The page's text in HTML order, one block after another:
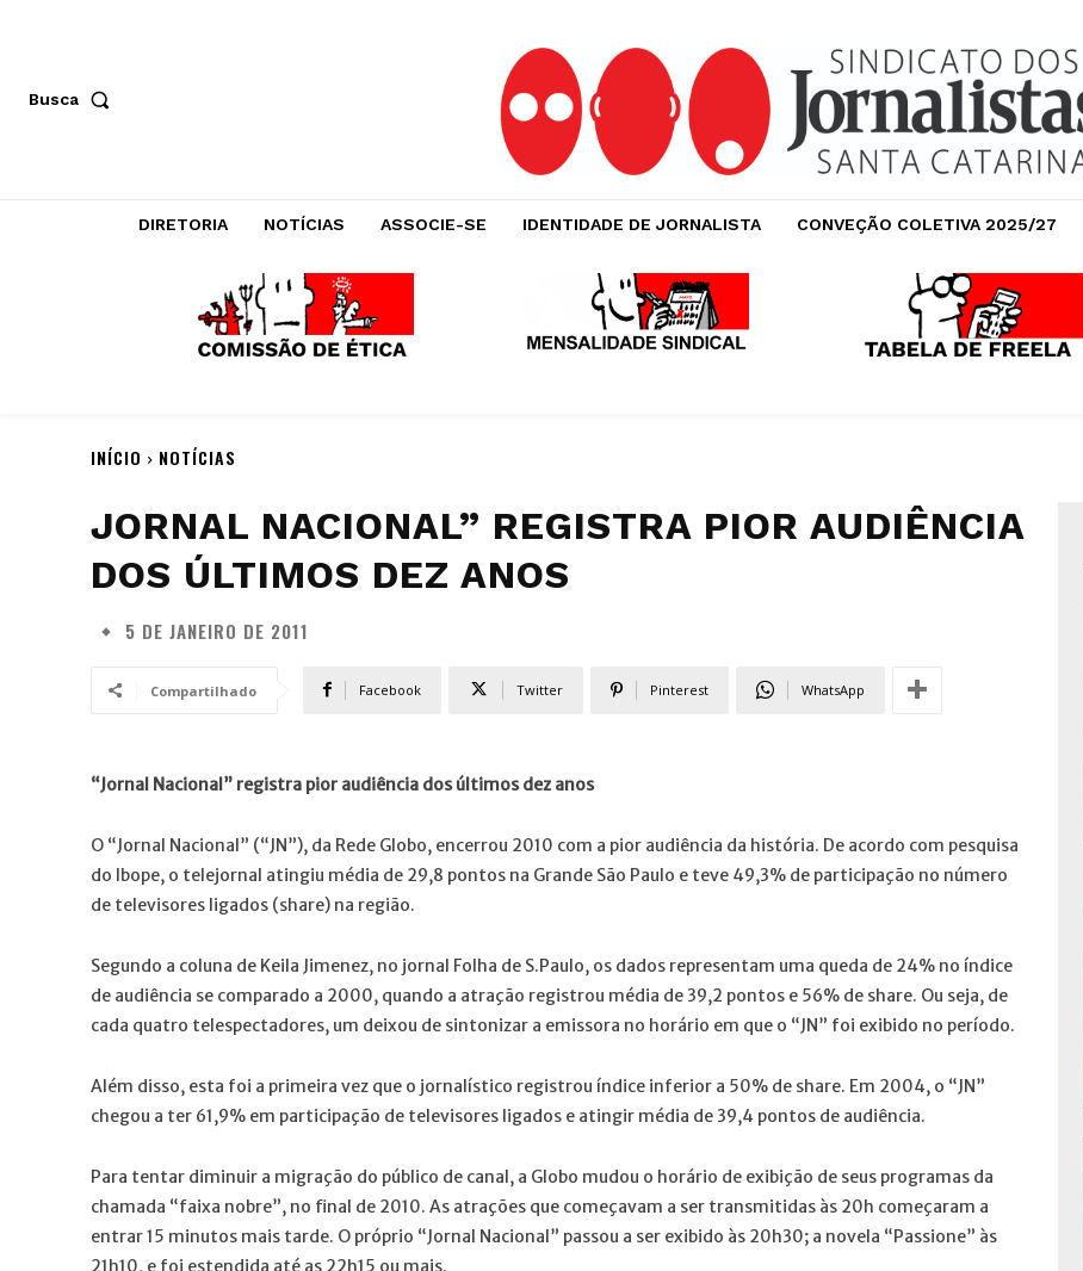
Busca
DIRETORIA NOTÍCIAS ASSOCIE-SE IDENTIDADE DE JORNALISTA CONVEÇÃO COLETIVA 2025/27
INÍCIO NOTÍCIAS
JORNAL NACIONAL” REGISTRA PIOR AUDIÊNCIA
DOS ÚLTIMOS DEZ ANOS
5 DE JANEIRO DE 2011
Compartilhado Facebook Twitter Pinterest WhatsApp
“Jornal Nacional” registra pior audiência dos últimos dez anos
O “Jornal Nacional” (“JN”), da Rede Globo, encerrou 2010 com a pior audiência da história. De acordo com pesquisa
do Ibope, o telejornal atingiu média de 29,8 pontos na Grande São Paulo e teve 49,3% de participação no número
de televisores ligados (share) na região.
Segundo a coluna de Keila Jimenez, no jornal Folha de S.Paulo, os dados representam uma queda de 24% no índice
de audiência se comparado a 2000, quando a atração registrou média de 39,2 pontos e 56% de share. Ou seja, de
cada quatro telespectadores, um deixou de sintonizar a emissora no horário em que o “JN” foi exibido no período.
Além disso, esta foi a primeira vez que o jornalístico registrou índice inferior a 50% de share. Em 2004, o “JN”
chegou a ter 61,9% em participação de televisores ligados e atingir média de 39,4 pontos de audiência.
Para tentar diminuir a migração do público de canal, a Globo mudou o horário de exibição de seus programas da
chamada “faixa nobre”, no final de 2010. As atrações que começavam a ser transmitidas às 20h começaram a
entrar 15 minutos mais tarde. O próprio “Jornal Nacional” passou a ser exibido às 20h30; a novela “Passione” às
21h10, e foi estendida até as 22h15 ou mais.